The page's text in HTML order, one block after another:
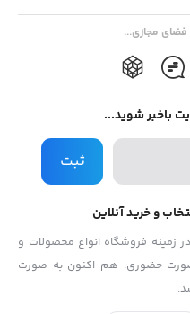
فضای مجازی...
باخبر شوید...
ثبت
و خرید آنلاین
زمینه فروشگاه انواع محصولات و
حضوری، هم اکنون به صورت